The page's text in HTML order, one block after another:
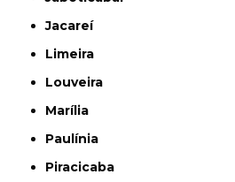
Jacareí
Limeira
Louveira
Marília
Paulínia
Piracicaba